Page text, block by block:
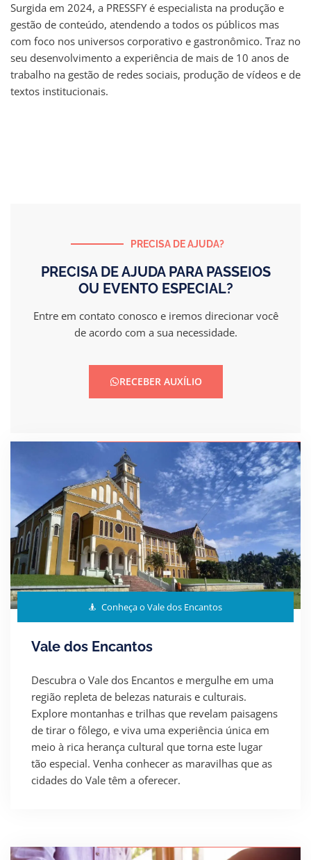
Surgida em 2024, a PRESSFY é especialista na produção e
gestão de conteúdo, atendendo a todos os públicos mas
com foco nos universos corporativo e gastronômico. Traz no
seu desenvolvimento a experiência de mais de 10 anos de
trabalho na gestão de redes sociais, produção de vídeos e de
textos institucionais.
PRECISA DE AJUDA?
PRECISA DE AJUDA PARA PASSEIOS
OU EVENTO ESPECIAL?
Entre em contato conosco e iremos direcionar você
de acordo com a sua necessidade.
RECEBER AUXÍLIO
Conheça o Vale dos Encantos
Vale dos Encantos
Descubra o Vale dos Encantos e mergulhe em uma
região repleta de belezas naturais e culturais.
Explore montanhas e trilhas que revelam paisagens
de tirar o fôlego, e viva uma experiência única em
meio à rica herança cultural que torna este lugar
tão especial. Venha conhecer as maravilhas que as
cidades do Vale têm a oferecer.